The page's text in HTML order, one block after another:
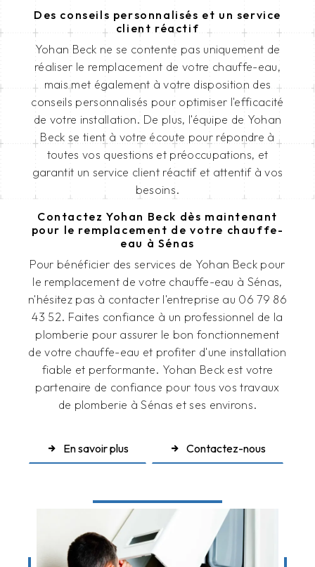
Des conseils personnalisés et un service
client réactif
Yohan Beck ne se contente pas uniquement de
réaliser le remplacement de votre chauffe-eau,
mais met également à votre disposition des
conseils personnalisés pour optimiser l'efficacité
de votre installation. De plus, l'équipe de Yohan
Beck se tient à votre écoute pour répondre à
toutes vos questions et préoccupations, et
garantit un service client réactif et attentif à vos
besoins.
Contactez Yohan Beck dès maintenant
pour le remplacement de votre chauffe-
eau à Sénas
Pour bénéficier des services de Yohan Beck pour
le remplacement de votre chauffe-eau à Sénas,
n'hésitez pas à contacter l'entreprise au 06 79 86
43 52. Faites confiance à un professionnel de la
plomberie pour assurer le bon fonctionnement
de votre chauffe-eau et profiter d'une installation
fiable et performante. Yohan Beck est votre
partenaire de confiance pour tous vos travaux
de plomberie à Sénas et ses environs.
En savoir plus Contactez-nous